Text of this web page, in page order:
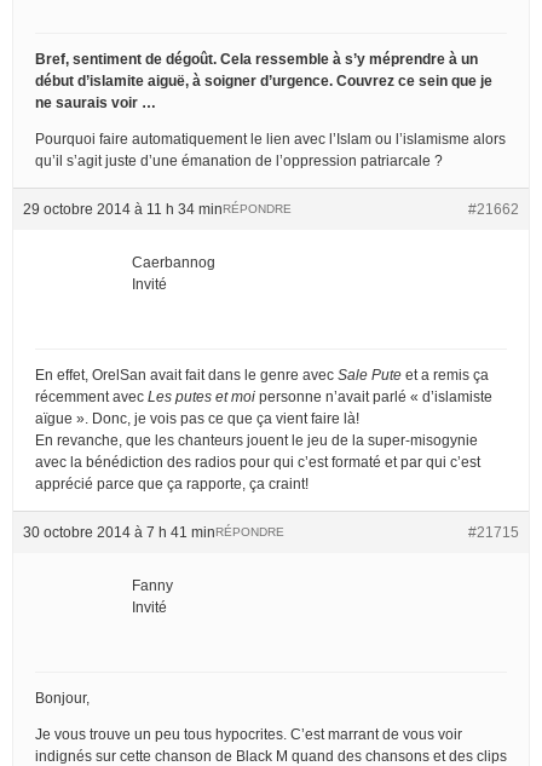
Bref, sentiment de dégoût. Cela ressemble à s’y méprendre à un
début d’islamite aiguë, à soigner d’urgence. Couvrez ce sein que je
ne saurais voir …
Pourquoi faire automatiquement le lien avec l’Islam ou l’islamisme alors
qu’il s’agit juste d’une émanation de l’oppression patriarcale ?
29 octobre 2014 à 11 h 34 min #21662
RÉPONDRE
Caerbannog
Invité
En effet, OrelSan avait fait dans le genre avec Sale Pute et a remis ça
récemment avec Les putes et moi personne n’avait parlé « d’islamiste
aïgue ». Donc, je vois pas ce que ça vient faire là!
En revanche, que les chanteurs jouent le jeu de la super-misogynie
avec la bénédiction des radios pour qui c’est formaté et par qui c’est
apprécié parce que ça rapporte, ça craint!
30 octobre 2014 à 7 h 41 min #21715
RÉPONDRE
Fanny
Invité
Bonjour,
Je vous trouve un peu tous hypocrites. C’est marrant de vous voir
indignés sur cette chanson de Black M quand des chansons et des clips